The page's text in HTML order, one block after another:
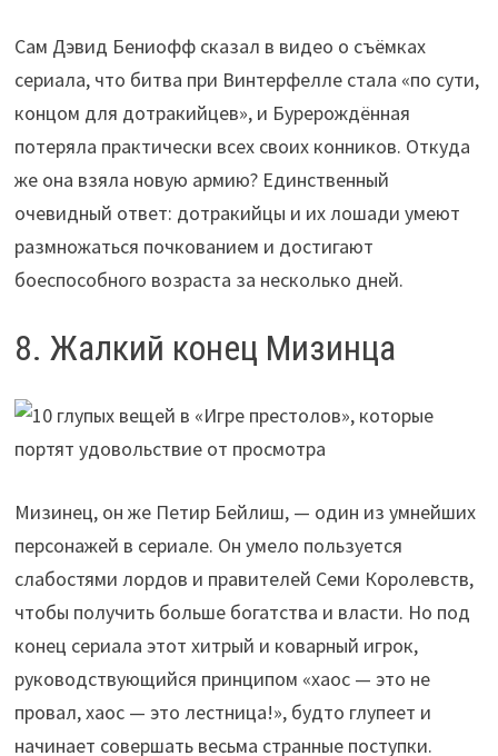
Сам Дэвид Бениофф сказал в видео о съёмках
сериала, что битва при Винтерфелле стала «по сути,
концом для дотракийцев», и Бурерождённая
потеряла практически всех своих конников. Откуда
же она взяла новую армию? Единственный
очевидный ответ: дотракийцы и их лошади умеют
размножаться почкованием и достигают
боеспособного возраста за несколько дней.
8. Жалкий конец Мизинца
Мизинец, он же Петир Бейлиш, — один из умнейших
персонажей в сериале. Он умело пользуется
слабостями лордов и правителей Семи Королевств,
чтобы получить больше богатства и власти. Но под
конец сериала этот хитрый и коварный игрок,
руководствующийся принципом «хаос — это не
провал, хаос — это лестница!», будто глупеет и
начинает совершать весьма странные поступки.